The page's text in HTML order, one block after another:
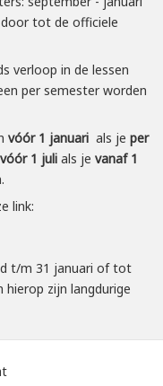
tot de officiele
verloop in de lessen
per semester worden
vóór 1 januari als je per
vóór 1 juli als je vanaf 1
link:
t/m 31 januari of tot
zijn langdurige